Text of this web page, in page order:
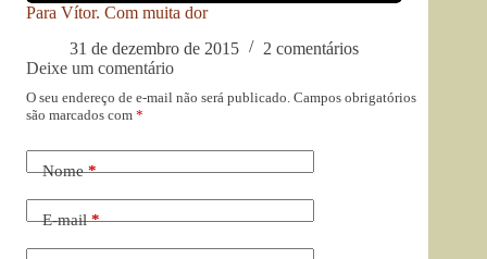
Para Vítor. Com muita dor
31 de dezembro de 2015
2 comentários
Deixe um comentário
O seu endereço de e-mail não será publicado. Campos obrigatórios
são marcados com *
Nome*
E-mail*